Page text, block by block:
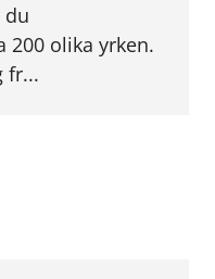
du
olika yrken.
fr...